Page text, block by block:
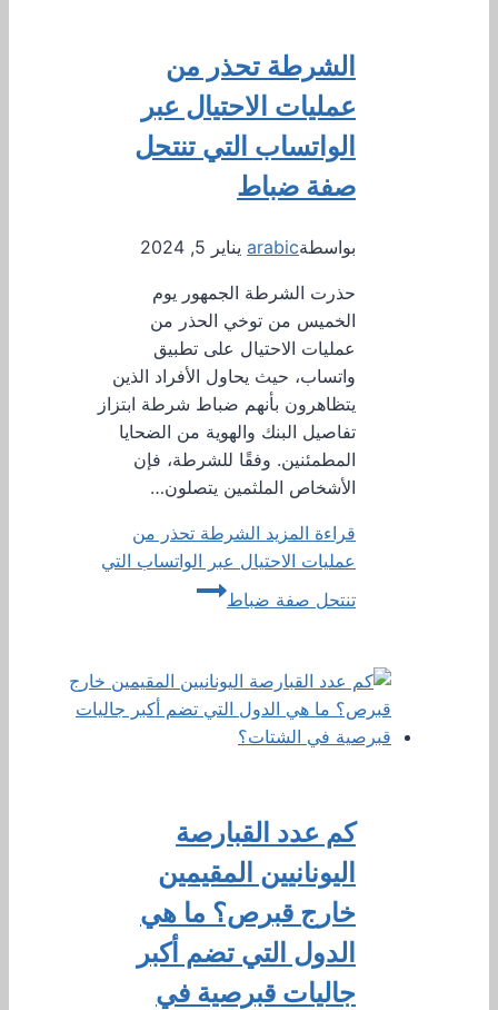
الشرطة تحذر من
عمليات الاحتيال عبر
الواتساب التي تنتحل
صفة ضباط
بواسطةarabic يناير 5, 2024
حذرت الشرطة الجمهور يوم
الخميس من توخي الحذر من
عمليات الاحتيال على تطبيق
واتساب، حيث يحاول الأفراد الذين
يتظاهرون بأنهم ضباط شرطة ابتزاز
تفاصيل البنك والهوية من الضحايا
المطمئنين. وفقًا للشرطة، فإن
الأشخاص الملثمين يتصلون…
قراءة المزيد الشرطة تحذر من
عمليات الاحتيال عبر الواتساب التي
تنتحل صفة ضباط
كم عدد القبارصة
اليونانيين المقيمين
خارج قبرص؟ ما هي
الدول التي تضم أكبر
جاليات قبرصية في